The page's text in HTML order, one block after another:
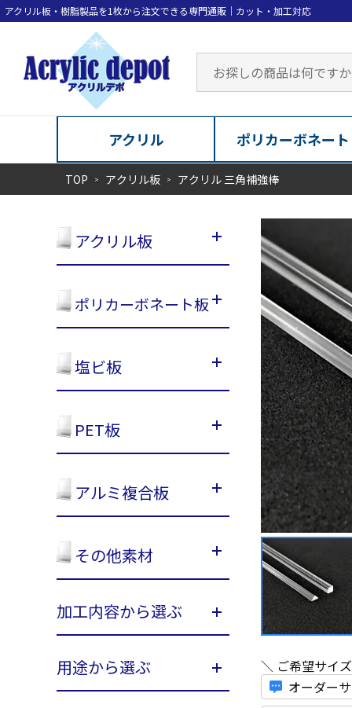
アクリル ポリカーボネート
TOP アクリル板 アクリル 三角補強棒
アクリル板
ポリカーボネート板
塩ビ板
PET板
アルミ複合板
その他素材
加工内容から選ぶ
用途から選ぶ
＼ ご希望サイ
オーダー